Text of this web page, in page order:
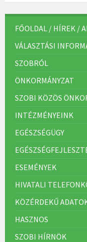
FŐOLDAL / HÍREK /
VÁLASZTÁSI
SZOBRÓL
ÖNKORMÁNYZAT
SZOBI KÖZÖS
INTÉZMÉNYEINK
EGÉSZSÉGÜGY
ESEMÉNYEK
HIVATALI
KÖZÉRDEKŰ
HASZNOS
SZOBI HÍRNÖK